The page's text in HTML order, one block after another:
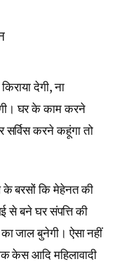
देगी, ना
घर के काम करने
सर्विस करने कहूंगा तो
के बरसों कि मेहेनत की
से बने घर संपत्ति की
जाल बुनेगी। ऐसा नहीं
आदि महिलावादी